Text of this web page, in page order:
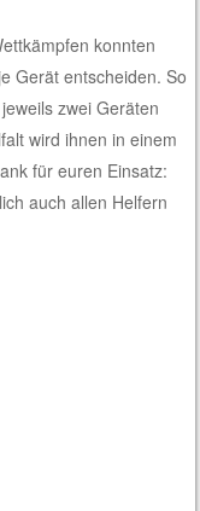
konnten
Gerät entscheiden. So
zwei Geräten
wird ihnen in einem
für euren Einsatz:
auch allen Helfern